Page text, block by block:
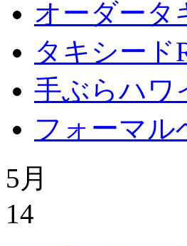
オーダータ
タキシード
手ぶらハワ
フォーマル
5月
14